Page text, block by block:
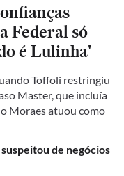
Federal só
é Lulinha'
Toffoli restringiu
Master, que incluía
Moraes atuou como
de negócios